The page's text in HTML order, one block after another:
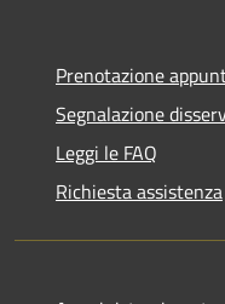
Prenotazione
Segnalazione
Leggi le FAQ
Richiesta assistenza